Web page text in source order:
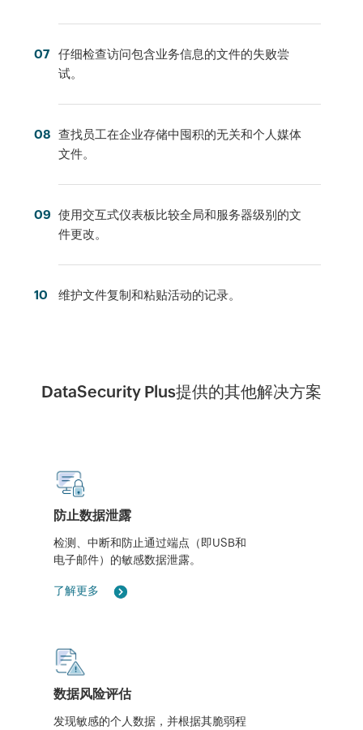
07
仔细检查访问包含业务信息的文件的失败尝
试。
08
查找员工在企业存储中囤积的无关和个人媒体
文件。
09
使用交互式仪表板比较全局和服务器级别的文
件更改。
10 维护文件复制和粘贴活动的记录。
DataSecurity Plus提供的其他解决方案
防止数据泄露
检测、中断和防止通过端点（即USB和
电子邮件）的敏感数据泄露。
了解更多
数据风险评估
发现敏感的个人数据，并根据其脆弱程